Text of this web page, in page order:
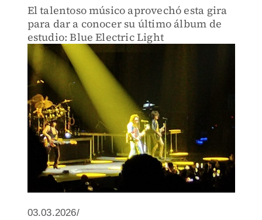
El talentoso músico aprovechó esta gira
para dar a conocer su último álbum de
estudio: Blue Electric Light
03.03.2026/